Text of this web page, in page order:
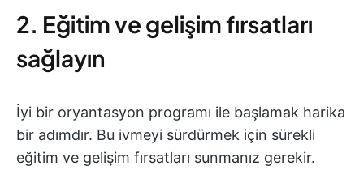
2. Eğitim ve gelişim fırsatları
sağlayın
İyi bir oryantasyon programı ile başlamak harika
bir adımdır. Bu ivmeyi sürdürmek için sürekli
eğitim ve gelişim fırsatları sunmanız gerekir.